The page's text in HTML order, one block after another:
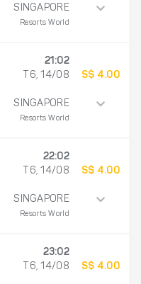
SINGAPORE
Resorts World
21:02
T6, 14/08
SINGAPORE
Resorts World
S$ 4.00
22:02
T6, 14/08
SINGAPORE
Resorts World
S$ 4.00
23:02
T6, 14/08
S$ 4.00